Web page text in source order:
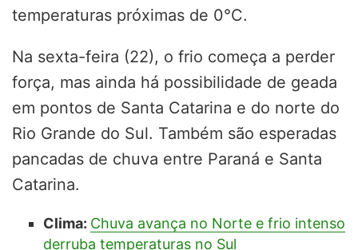
temperaturas próximas de 0°C.
Na sexta-feira (22), o frio começa a perder
força, mas ainda há possibilidade de geada
em pontos de Santa Catarina e do norte do
Rio Grande do Sul. Também são esperadas
pancadas de chuva entre Paraná e Santa
Catarina.
Clima: Chuva avança no Norte e frio intenso
derruba temperaturas no Sul